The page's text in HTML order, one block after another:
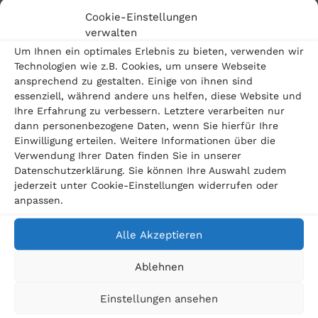
Cookie-Einstellungen
verwalten
Um Ihnen ein optimales Erlebnis zu bieten, verwenden wir
Technologien wie z.B. Cookies, um unsere Webseite
ansprechend zu gestalten. Einige von ihnen sind
essenziell, während andere uns helfen, diese Website und
Ihre Erfahrung zu verbessern. Letztere verarbeiten nur
dann personenbezogene Daten, wenn Sie hierfür Ihre
Einwilligung erteilen. Weitere Informationen über die
Verwendung Ihrer Daten finden Sie in unserer
Datenschutzerklärung. Sie können Ihre Auswahl zudem
jederzeit unter Cookie-Einstellungen widerrufen oder
anpassen.
Alle Akzeptieren
Ablehnen
Einstellungen ansehen
Rechtsfolgen bei vorzeitiger Kündigung aufgrund
von Zahlungsverzug
Ebenfalls Teil der Feststellung soll sein, dass die
Verbraucher mit solchen Verträgen, keine
Entschädigung für bereits gefahrene Kilometer
bezahlen müssen.
Wie nützlich ist die Musterfeststellungsklage
gegen die Mercedes-Benz-Bank für mich?
Wenn das Oberlandesgericht Stuttgart der
Schutzgemeinde für Bankkunden e.V. Recht gibt, dann
gelten die betroffenen Kreditverträge als zeitlich
es zu einer Rückabwicklung der Kreditverträge, die zu